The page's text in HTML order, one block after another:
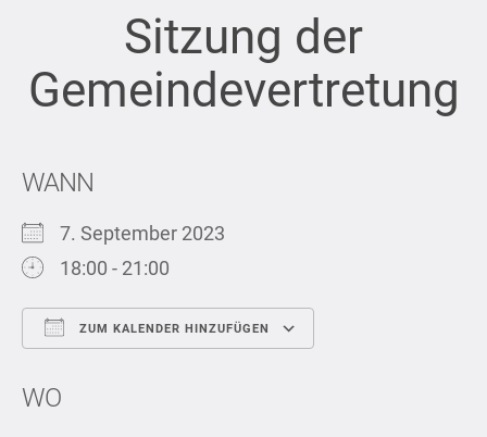
Sitzung der
Gemeindevertretung
WANN
7. September 2023
18:00 - 21:00
ZUM KALENDER HINZUFÜGEN
WO